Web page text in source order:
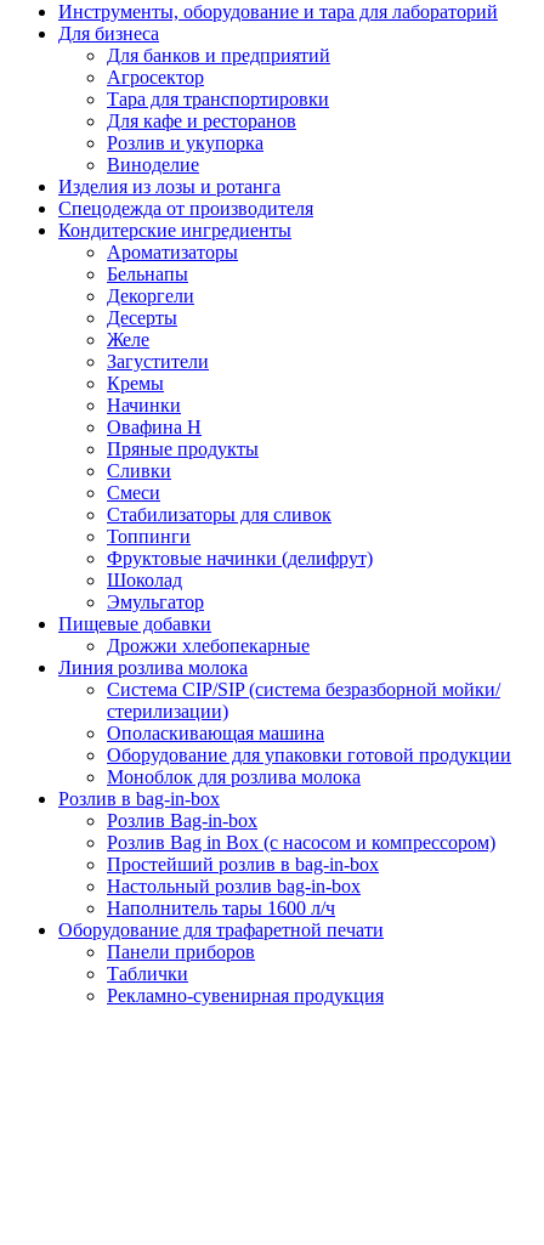
Инструменты, оборудование и тара для лабораторий
Для бизнеса
Для банков и предприятий
Агросектор
Тара для транспортировки
Для кафе и ресторанов
Розлив и укупорка
Виноделие
Изделия из лозы и ротанга
Спецодежда от производителя
Кондитерские ингредиенты
Ароматизаторы
Бельнапы
Декоргели
Десерты
Желe
Загустители
Кремы
Начинки
Овафина Н
Пряные продукты
Сливки
Смеси
Стабилизаторы для сливок
Топпинги
Фруктовые начинки (делифрут)
Шоколад
Эмульгатор
Пищевые добавки
Дрожжи хлебопекарные
Линия розлива молока
Система CIP/SIP (система безразборной мойки/
стерилизации)
Ополаскивающая машина
Оборудование для упаковки готовой продукции
Моноблок для розлива молока
Розлив в bag-in-box
Розлив Bag-in-box
Розлив Bag in Box (с насосом и компрессором)
Простейший розлив в bag-in-box
Настольный розлив bag-in-box
Наполнитель тары 1600 л/ч
Оборудование для трафаретной печати
Панели приборов
Таблички
Рекламно-сувенирная продукция